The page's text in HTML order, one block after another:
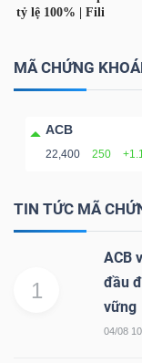
MÃ CHỨNG
ACB
22,400 250
TIN TỨC MÃ
1
ACB
đầu
vững
04/08
TRUYỀN
THÔNG
ÍCH